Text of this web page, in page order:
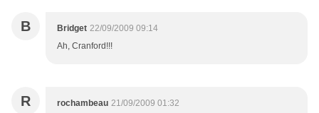
B Bridget 22/09/2009 09:14
Ah, Cranford!!!
R rochambeau 21/09/2009 01:32